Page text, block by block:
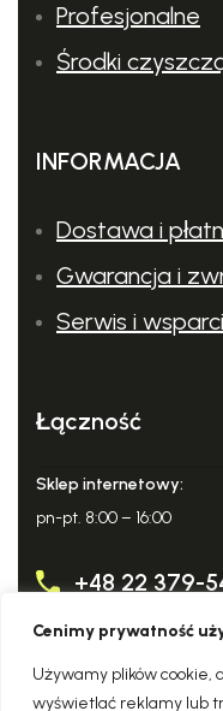
Cenimy prywatność
Używamy plików cookie,
wyświetlać reklamy lub
Łatwa obsługa
jego transport, a
Profesjonalne
Środki
INFORMACJA
Dostawa i
Gwarancja i
Serwis i
Łączność
Sklep internetowy:
pn-pt. 8:00 – 16:00
+48 22 379-